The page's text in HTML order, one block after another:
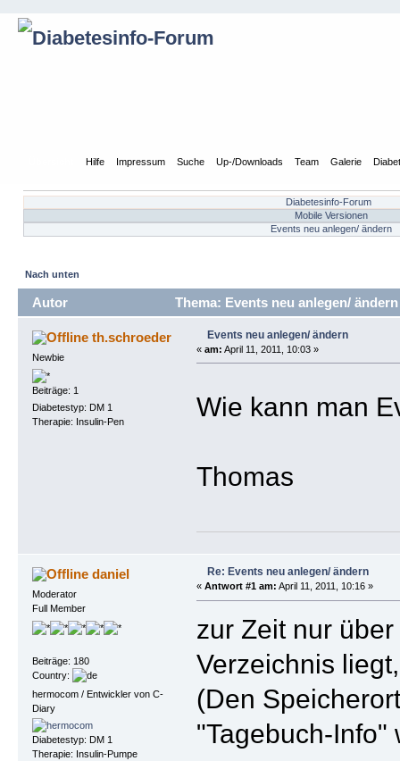
Hilfe Impressum Suche Up-/Downloads Team Galerie
Diabetesinfo-Forum
Mobile Versionen
Events neu anlegen/ ändern
Nach unten
Autor Thema: Events neu anlegen/
th.schroeder
Newbie
Beiträge: 1
Diabetestyp: DM 1
Therapie: Insulin-Pen
Events neu anlegen/ ändern
« am: April 11, 2011, 10:03 »
Wie kann man
Thomas
daniel
Moderator
Full Member
Beiträge: 180
Country:
hermocom / Entwickler von C-
Diary
Diabetestyp: DM 1
Therapie: Insulin-Pumpe
Re: Events neu anlegen/ ändern
« Antwort #1 am: April 11, 2011, 10:16 »
zur Zeit nur
Verzeichnis
(Den
"Tagebuch-Info"